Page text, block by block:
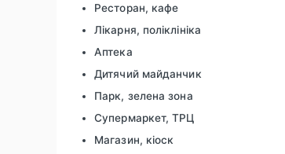
Ресторан, кафе
Лікарня, поліклініка
Аптека
Дитячий майданчик
Парк, зелена зона
Супермаркет, ТРЦ
Магазин, кіоск